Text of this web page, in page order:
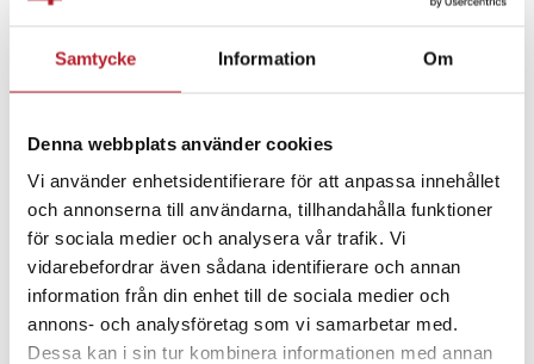
Samtycke Information Om
Denna webbplats använder cookies
Vi använder enhetsidentifierare för att anpassa innehållet
och annonserna till användarna, tillhandahålla funktioner
för sociala medier och analysera vår trafik. Vi
vidarebefordrar även sådana identifierare och annan
information från din enhet till de sociala medier och
annons- och analysföretag som vi samarbetar med.
Dessa kan i sin tur kombinera informationen med annan
Batterier & batteriladdare
Övriga batterier Rea 100-199 Kronor
Hemelektronik